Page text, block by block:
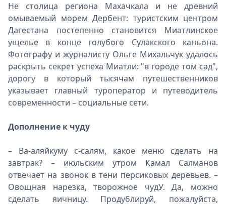
Metro
Не столица региона Махачкала и не древний
омываемый морем Дербент: туристским центром
Дагестана постепенно становится Миатлинское
ущелье в конце голубого Сулакского каньона.
Фотографу и журналисту Ольге Михальчук удалось
раскрыть секрет успеха Миатли: "в городе том сад",
дорогу в который тысячам путешественников
указывает главный туроператор и путеводитель
современности – социальные сети.
Дополнение к чуду
– Ва-аляйкуму с-салям, какое меню сделать на
завтрак? – июльским утром Камал Салманов
отвечает на звонок в тени персиковых деревьев. –
Овощная нарезка, творожное чудУ. Да, можно
сделать яичницу. Продублируй, пожалуйста,